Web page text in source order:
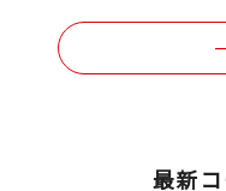
最新